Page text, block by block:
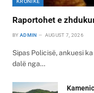
KRONIKË
Raportohet e
BY ADMIN AUGUST 7, 2026
Sipas Policisë, ankuesi
dalë nga…